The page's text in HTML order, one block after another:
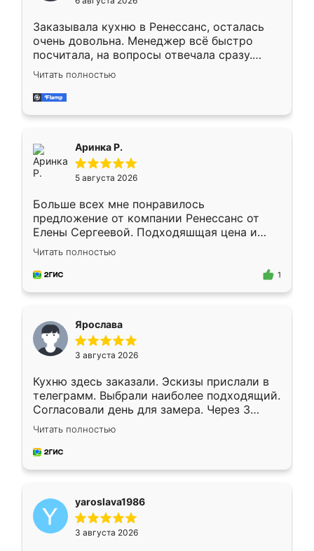
мебели буду заказывать только здесь.
Заказывала кухню в Ренессанс, осталась
очень довольна. Менеджер всё быстро
посчитала, на вопросы отвечала сразу.
Замерщик приехал в субботу, подошёл к
делу со всей ответственностью. Собрали
за день, ребята работали аккуратно, даже
Читать полностью
Аринка Р.
5 августа 2026
Больше всех мне понравилось
предложение от компании Ренессанс от
Елены Сергеевой. Подходяшщая цена и
короткие сроки изготовления. Приехавший
для замера сотрудник Владислав
предложил по моему эскизу самый
Читать полностью
1
Ярослава
3 августа 2026
Кухню здесь заказали. Эскизы прислали в
телеграмм. Выбрали наиболее подходящий.
Согласовали день для замера. Через 3
недели кухня была уже готова. Остались
довольны работой. Спасибо Ренессанс
мебель за качественную работу!
Читать полностью
yaroslava1986
3 августа 2026